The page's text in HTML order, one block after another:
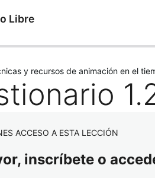
Libre
y recursos de animación en el
ACCESO A ESTA LECCIÓN
inscríbete o